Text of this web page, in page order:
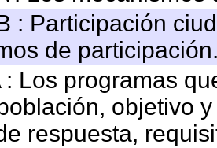
: Participación
de
: Los programas
objetivo
respuesta,